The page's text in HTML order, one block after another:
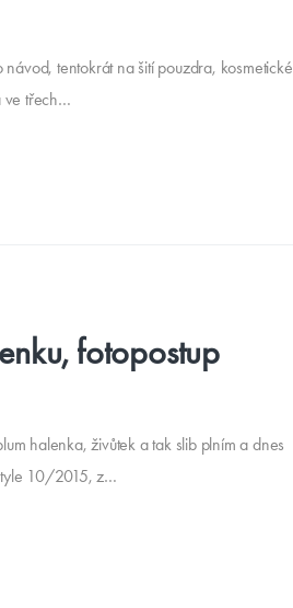
tentokrát na šití pouzdra, kosmetické
ve třech…
fotopostup
halenka, živůtek a tak slib plním a dnes
10/2015, z…